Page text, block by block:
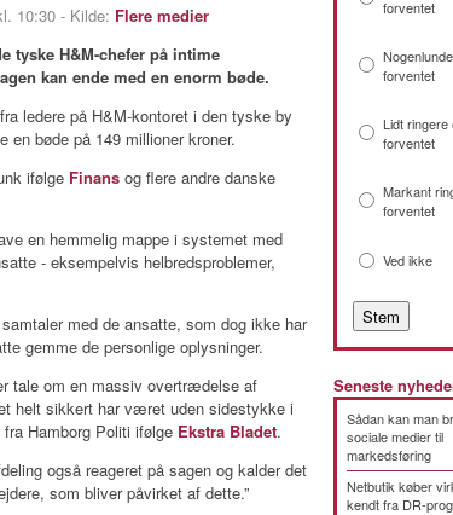
10:30 - Kilde: Flere medier
tyske H&M-chefer på intime
kan ende med en enorm bøde.
ledere på H&M-kontoret i den tyske by
en bøde på 149 millioner kroner.
ifølge Finans og flere andre danske
en hemmelig mappe i systemet med
- eksempelvis helbredsproblemer,
med de ansatte, som dog ikke har
gemme de personlige oplysninger.
tale om en massiv overtrædelse af
helt sikkert har været uden sidestykke i
Hamborg Politi ifølge Ekstra Bladet.
også reageret på sagen og kalder det
som bliver påvirket af dette.”
forventet
forventet
Lidt ringere
forventet
Markant
forventet
Ved ikke
Seneste
Sådan kan man
sociale medier til
markedsføring
Netbutik køber
kendt fra DR-